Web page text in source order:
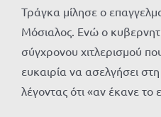
Τράγκα μίλησε ο
Μόσιαλος. Ενώ ο
σύγχρονου χιτλερισμού
ευκαιρία να ασελγήσει
λέγοντας ότι «αν έκανε το